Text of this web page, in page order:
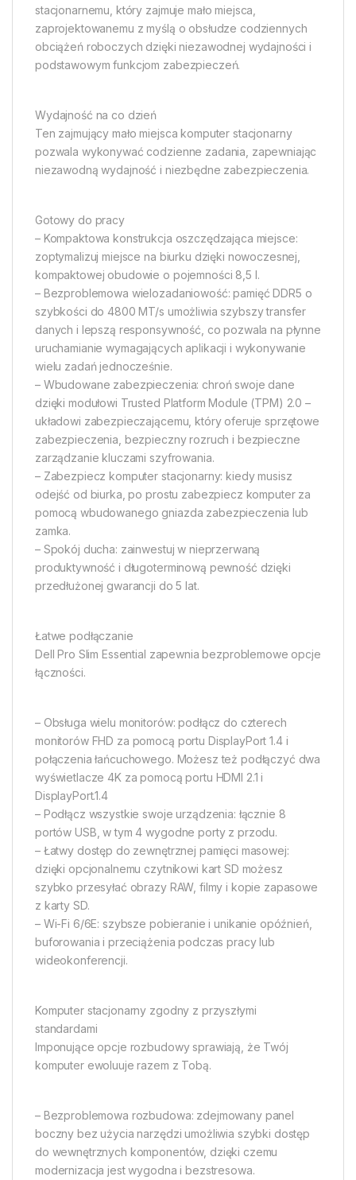
stacjonarnemu, który zajmuje mało miejsca,
zaprojektowanemu z myślą o obsłudze codziennych
obciążeń roboczych dzięki niezawodnej wydajności i
podstawowym funkcjom zabezpieczeń.
Wydajność na co dzień
Ten zajmujący mało miejsca komputer stacjonarny
pozwala wykonywać codzienne zadania, zapewniając
niezawodną wydajność i niezbędne zabezpieczenia.
Gotowy do pracy
– Kompaktowa konstrukcja oszczędzająca miejsce:
zoptymalizuj miejsce na biurku dzięki nowoczesnej,
kompaktowej obudowie o pojemności 8,5 l.
– Bezproblemowa wielozadaniowość: pamięć DDR5 o
szybkości do 4800 MT/s umożliwia szybszy transfer
danych i lepszą responsywność, co pozwala na płynne
uruchamianie wymagających aplikacji i wykonywanie
wielu zadań jednocześnie.
– Wbudowane zabezpieczenia: chroń swoje dane
dzięki modułowi Trusted Platform Module (TPM) 2.0 –
układowi zabezpieczającemu, który oferuje sprzętowe
zabezpieczenia, bezpieczny rozruch i bezpieczne
zarządzanie kluczami szyfrowania.
– Zabezpiecz komputer stacjonarny: kiedy musisz
odejść od biurka, po prostu zabezpiecz komputer za
pomocą wbudowanego gniazda zabezpieczenia lub
zamka.
– Spokój ducha: zainwestuj w nieprzerwaną
produktywność i długoterminową pewność dzięki
przedłużonej gwarancji do 5 lat.
Łatwe podłączanie
Dell Pro Slim Essential zapewnia bezproblemowe opcje
łączności.
– Obsługa wielu monitorów: podłącz do czterech
monitorów FHD za pomocą portu DisplayPort 1.4 i
połączenia łańcuchowego. Możesz też podłączyć dwa
wyświetlacze 4K za pomocą portu HDMI 2.1 i
DisplayPort.1.4
– Podłącz wszystkie swoje urządzenia: łącznie 8
portów USB, w tym 4 wygodne porty z przodu.
– Łatwy dostęp do zewnętrznej pamięci masowej:
dzięki opcjonalnemu czytnikowi kart SD możesz
szybko przesyłać obrazy RAW, filmy i kopie zapasowe
z karty SD.
– Wi-Fi 6/6E: szybsze pobieranie i unikanie opóźnień,
buforowania i przeciążenia podczas pracy lub
wideokonferencji.
Komputer stacjonarny zgodny z przyszłymi
standardami
Imponujące opcje rozbudowy sprawiają, że Twój
komputer ewoluuje razem z Tobą.
– Bezproblemowa rozbudowa: zdejmowany panel
boczny bez użycia narzędzi umożliwia szybki dostęp
do wewnętrznych komponentów, dzięki czemu
modernizacja jest wygodna i bezstresowa.